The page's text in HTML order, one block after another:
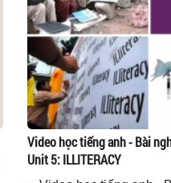
Video học tiếng anh - Bài
Unit 5: ILLITERACY